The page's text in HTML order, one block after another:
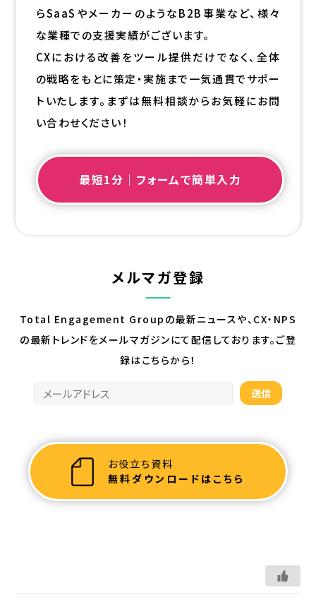
らSaaSやメーカーのようなB2B事業など、様々
な業種での支援実績がございます。
CXにおける改善をツール提供だけでなく、全体
の戦略をもとに策定・実施まで一気通貫でサポー
トいたします。まずは無料相談からお気軽にお問
い合わせください！
最短1分｜フォームで簡単入力
メルマガ登録
Total Engagement Groupの最新ニュースや、CX・NPS
の最新トレンドをメールマガジンにて配信しております。ご登
録はこちらから！
お役立ち資料
無料ダウンロードはこちら